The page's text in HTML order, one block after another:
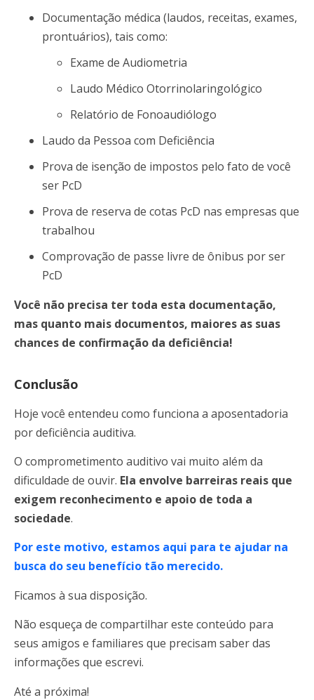
Documentação médica (laudos, receitas, exames,
prontuários), tais como:
Exame de Audiometria
Laudo Médico Otorrinolaringológico
Relatório de Fonoaudiólogo
Laudo da Pessoa com Deficiência
Prova de isenção de impostos pelo fato de você
ser PcD
Prova de reserva de cotas PcD nas empresas que
trabalhou
Comprovação de passe livre de ônibus por ser
PcD
Você não precisa ter toda esta documentação,
mas quanto mais documentos, maiores as suas
chances de confirmação da deficiência!
Conclusão
Hoje você entendeu como funciona a aposentadoria
por deficiência auditiva.
O comprometimento auditivo vai muito além da
dificuldade de ouvir. Ela envolve barreiras reais que
exigem reconhecimento e apoio de toda a
sociedade.
Por este motivo, estamos aqui para te ajudar na
busca do seu benefício tão merecido.
Ficamos à sua disposição.
Não esqueça de compartilhar este conteúdo para
seus amigos e familiares que precisam saber das
informações que escrevi.
Até a próxima!